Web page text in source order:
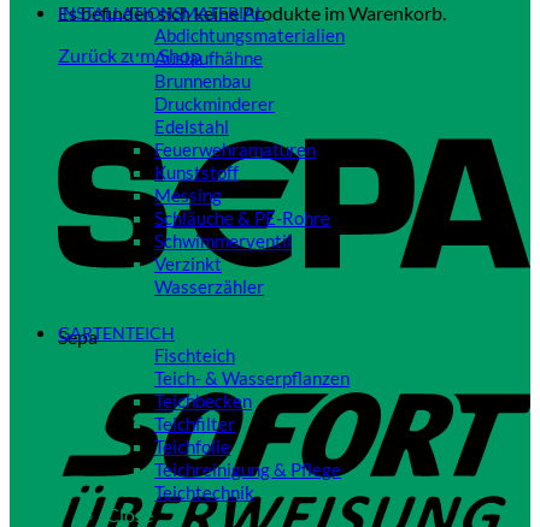
Es befinden sich keine Produkte im Warenkorb.
Zurück zum Shop
Sepa
INSTALLATIONSMATERIAL
Abdichtungsmaterialien
Auslaufhähne
Brunnenbau
Druckminderer
Edelstahl
Feuerwehramaturen
Kunststoff
Messing
Schläuche & PE-Rohre
Schwimmerventil
Verzinkt
Wasserzähler
GARTENTEICH
Fischteich
Teich- & Wasserpflanzen
Teichbecken
Teichfilter
Teichfolie
Teichreinigung & Pflege
Teichtechnik
Close